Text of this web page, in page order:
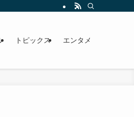
トピックス エンタメ